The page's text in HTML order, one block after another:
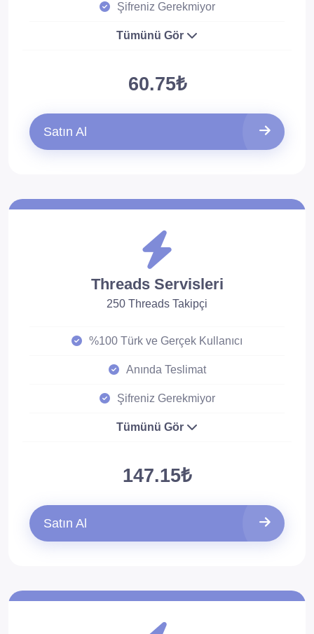
Şifreniz Gerekmiyor
Tümünü Gör
60.75₺
Satın Al
Threads Servisleri
250 Threads Takipçi
%100 Türk ve Gerçek Kullanıcı
Anında Teslimat
Şifreniz Gerekmiyor
Tümünü Gör
147.15₺
Satın Al